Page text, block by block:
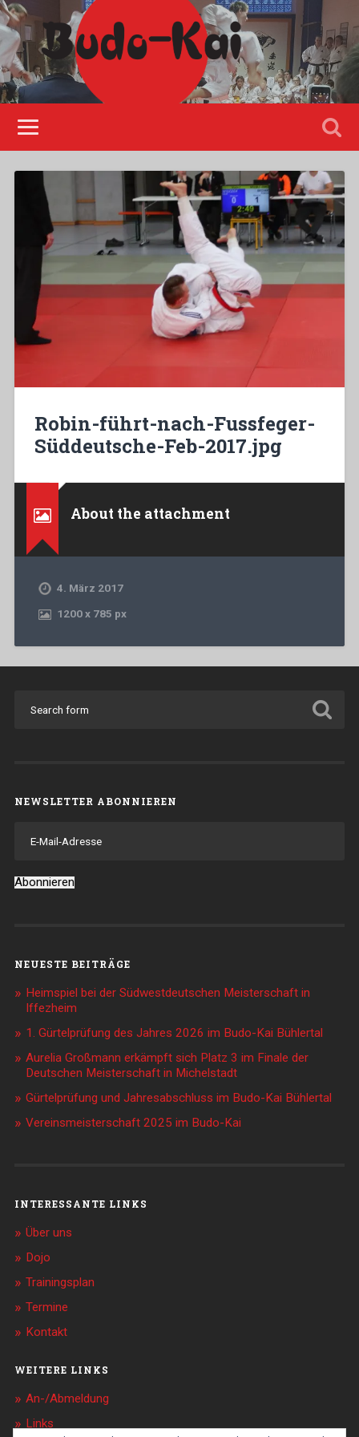
Please disable Adblock!
Robin-führt-nach-Fussfeger-
Süddeutsche-Feb-2017.jpg
About the attachment
4. März 2017
1200x785 px
NEWSLETTER ABONNIEREN
Mail-
Abonnieren
NEUESTE BEITRÄGE
Heimspiel bei der Südwestdeutschen Meisterschaft in
Iffezheim
1. Gürtelprüfung des Jahres 2026 im Budo-Kai Bühlertal
Aurelia Großmann erkämpft sich Platz 3 im Finale der
Deutschen Meisterschaft in Michelstadt
Gürtelprüfung und Jahresabschluss im Budo-Kai Bühlertal
Vereinsmeisterschaft 2025 im Budo-Kai
INTERESSANTE LINKS
Über uns
Dojo
Trainingsplan
Termine
Kontakt
WEITERE LINKS
An-/Abmeldung
Links